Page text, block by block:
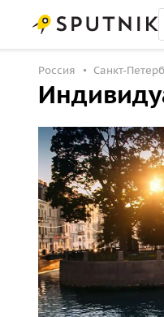
Россия Санкт-